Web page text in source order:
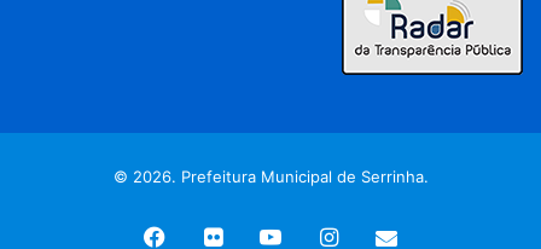
© 2026. Prefeitura Municipal de Serrinha.
Facebook
Flickr YouTubeInstagram